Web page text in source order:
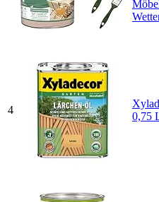
4
0,75